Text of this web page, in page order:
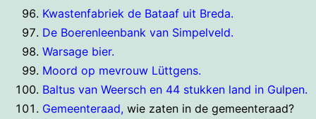
Kwastenfabriek de Bataaf uit Breda.
De Boerenleenbank van Simpelveld.
Warsage bier.
Moord op mevrouw Lüttgens.
Baltus van Weersch en 44 stukken land in Gulpen.
Gemeenteraad, wie zaten in de gemeenteraad?